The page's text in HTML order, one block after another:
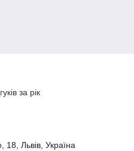
за рік
Львів, Україна